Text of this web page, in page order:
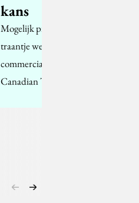
kans
Mogelijk pink je een
traantje weg bij deze
commercial van
Canadian Tire